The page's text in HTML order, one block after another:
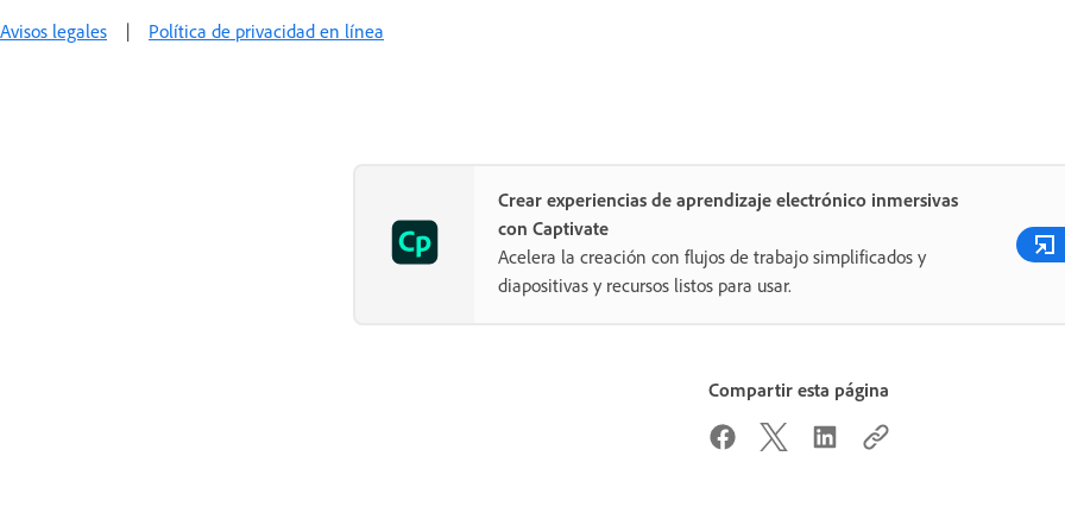
Avisos legales | Política de privacidad en línea
Crear experiencias de aprendizaje electrónico inmersivas
con Captivate
Acelera la creación con flujos de trabajo simplificados y
diapositivas y recursos listos para usar.
Compartir esta página